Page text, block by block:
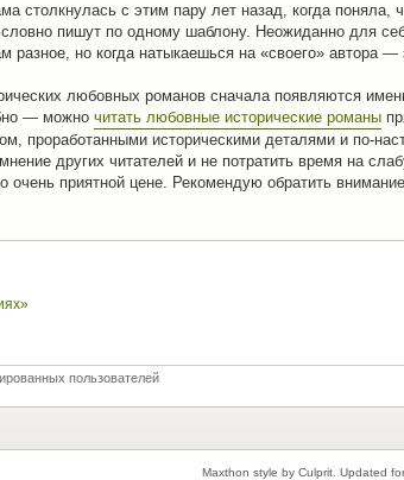
с этим пару лет назад, когда поняла,
словно пишут по одному шаблону. Неожиданно для
разное, но когда натыкаешься на «своего» автора
любовных романов сначала появляются
— можно читать любовные исторические романы
проработанными историческими деталями и по-
других читателей и не потратить время на
очень приятной цене. Рекомендую обратить
пользователей
Maxthon style by Culprit. Updated